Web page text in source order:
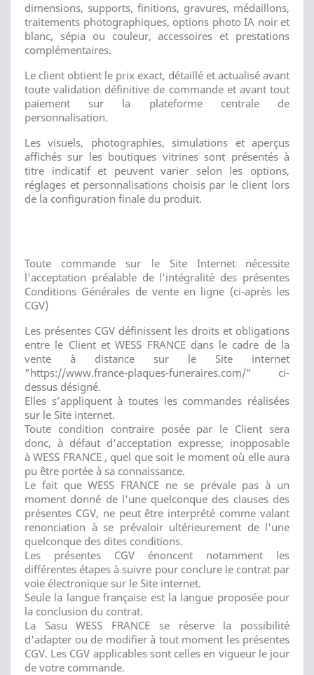
dimensions, supports, finitions, gravures, médaillons,
traitements photographiques, options photo IA noir et
blanc, sépia ou couleur, accessoires et prestations
complémentaires.
Le client obtient le prix exact, détaillé et actualisé avant
toute validation définitive de commande et avant tout
paiement sur la plateforme centrale de
personnalisation.
Les visuels, photographies, simulations et aperçus
affichés sur les boutiques vitrines sont présentés à
titre indicatif et peuvent varier selon les options,
réglages et personnalisations choisis par le client lors
de la configuration finale du produit.
Toute commande sur le Site Internet nécessite
l’acceptation préalable de l’intégralité des présentes
Conditions Générales de vente en ligne (ci-après les
CGV)
Les présentes CGV définissent les droits et obligations
entre le Client et WESS FRANCE dans le cadre de la
vente à distance sur le Site internet
"https://www.france-plaques-funeraires.com/" ci-
dessus désigné.
Elles s’appliquent à toutes les commandes réalisées
sur le Site internet.
Toute condition contraire posée par le Client sera
donc, à défaut d'acceptation expresse, inopposable
à WESS FRANCE , quel que soit le moment où elle aura
pu être portée à sa connaissance.
Le fait que WESS FRANCE ne se prévale pas à un
moment donné de l'une quelconque des clauses des
présentes CGV, ne peut être interprété comme valant
renonciation à se prévaloir ultérieurement de l'une
quelconque des dites conditions.
Les présentes CGV énoncent notamment les
différentes étapes à suivre pour conclure le contrat par
voie électronique sur le Site internet.
Seule la langue française est la langue proposée pour
la conclusion du contrat.
La Sasu WESS FRANCE se réserve la possibilité
d'adapter ou de modifier à tout moment les présentes
CGV. Les CGV applicables sont celles en vigueur le jour
de votre commande.